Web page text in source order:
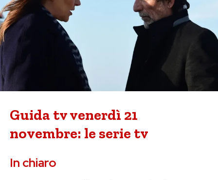
Guida tv venerdì 21
novembre: le serie tv
In chiaro